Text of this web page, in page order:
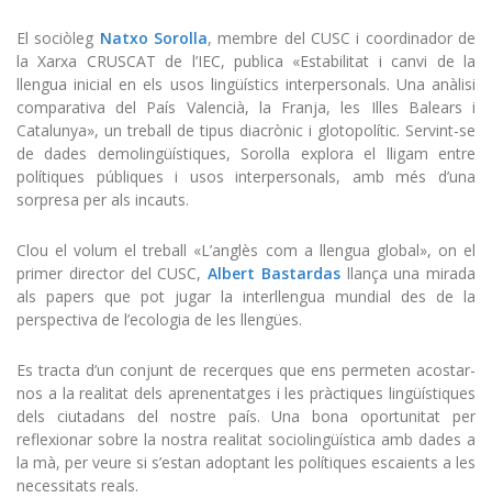
El sociòleg Natxo Sorolla, membre del CUSC i coordinador de
la Xarxa CRUSCAT de l’IEC, publica «Estabilitat i canvi de la
llengua inicial en els usos lingüístics interpersonals. Una anàlisi
comparativa del País Valencià, la Franja, les Illes Balears i
Catalunya», un treball de tipus diacrònic i glotopolític. Servint-se
de dades demolingüístiques, Sorolla explora el lligam entre
polítiques públiques i usos interpersonals, amb més d’una
sorpresa per als incauts.
Clou el volum el treball «L’anglès com a llengua global», on el
primer director del CUSC, Albert Bastardasllança una mirada
als papers que pot jugar la interllengua mundial des de la
perspectiva de l’ecologia de les llengües.
Es tracta d’un conjunt de recerques que ens permeten acostar-
nos a la realitat dels aprenentatges i les pràctiques lingüístiques
dels ciutadans del nostre país. Una bona oportunitat per
reflexionar sobre la nostra realitat sociolingüística amb dades a
la mà, per veure si s’estan adoptant les polítiques escaients a les
necessitats reals.